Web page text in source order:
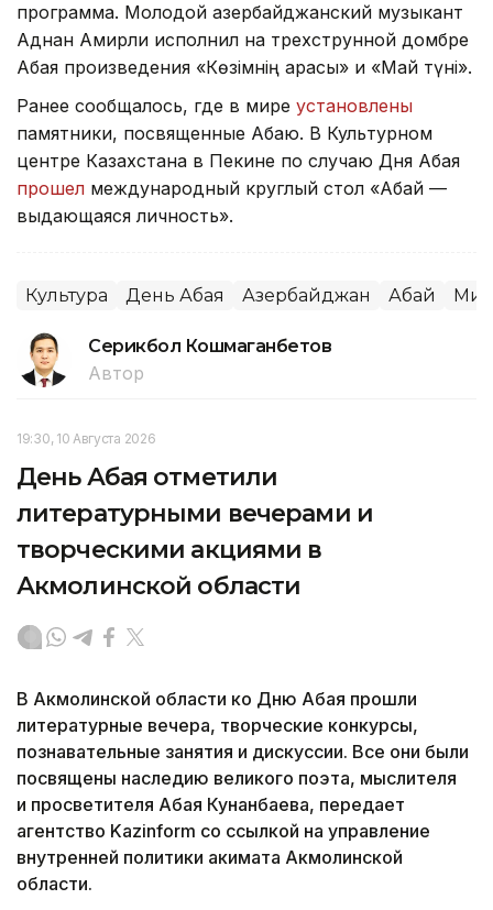
программа. Молодой азербайджанский музыкант
Аднан Амирли исполнил на трехструнной домбре
Абая произведения «Көзімнің қарасы» и «Май түні».
Ранее сообщалось, где в мире установлены
памятники, посвященные Абаю. В Культурном
центре Казахстана в Пекине по случаю Дня Абая
прошел международный круглый стол «Абай —
выдающаяся личность».
Культура День Абая Азербайджан Абай
Серикбол Кошмаганбетов
Автор
19:30, 10 Августа 2026
День Абая отметили
литературными вечерами и
творческими акциями в
Акмолинской области
В Акмолинской области ко Дню Абая прошли
литературные вечера, творческие конкурсы,
познавательные занятия и дискуссии. Все они были
посвящены наследию великого поэта, мыслителя
и просветителя Абая Кунанбаева, передает
агентство Kazinform со ссылкой на управление
внутренней политики акимата Акмолинской
области.